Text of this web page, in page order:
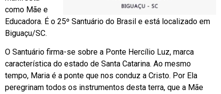
como Mãe e
Educadora. É o 25º Santuário do Brasil e está localizado em
Biguaçu/SC.
O Santuário firma-se sobre a Ponte Hercílio Luz, marca
característica do estado de Santa Catarina. Ao mesmo
tempo, Maria é a ponte que nos conduz a Cristo. Por Ela
peregrinam todos os instrumentos desta terra, que a Mãe